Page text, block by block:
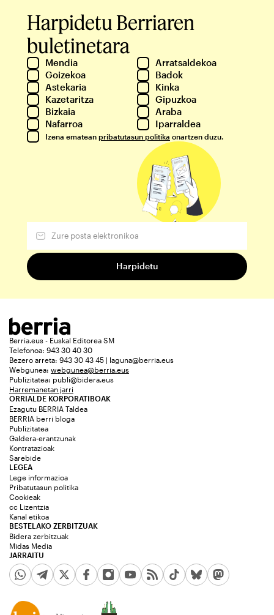
Harpidetu Berriaren
buletinetara
Mendia
Arratsaldekoa
Goizekoa
Badok
Astekaria
Kinka
Kazetaritza
Gipuzkoa
Bizkaia
Araba
Nafarroa
Iparraldea
Izena ematean pribatutasun politika onartzen duzu.
Berria.eus - Euskal Editorea SM
Telefonoa: 943 30 40 30
Bezero arreta: 943 30 43 45 | laguna@berria.eus
Webgunea: webgunea@berria.eus
Publizitatea: publi@bidera.eus
Harremanetan jarri
ORRIALDE KORPORATIBOAK
Ezagutu BERRIA Taldea
BERRIA berri bloga
Publizitatea
Galdera-erantzunak
Kontratazioak
Sarebide
JARRAITU
LEGEA
Lege informazioa
Pribatutasun politika
Cookieak
cc Lizentzia
Kanal etikoa
BESTELAKO ZERBITZUAK
Bidera zerbitzuak
Midas Media